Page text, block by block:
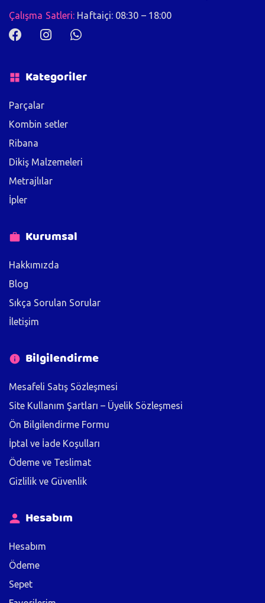
Çalışma Satleri: Haftaiçi: 08:30 – 18:00
Kategoriler
Parçalar
Kombin setler
Ribana
Dikiş Malzemeleri
Metrajlılar
İpler
Kurumsal
Hakkımızda
Blog
Sıkça Sorulan Sorular
İletişim
Bilgilendirme
Mesafeli Satış Sözleşmesi
Site Kullanım Şartları – Üyelik Sözleşmesi
Ön Bilgilendirme Formu
İptal ve İade Koşulları
Ödeme ve Teslimat
Gizlilik ve Güvenlik
Hesabım
Hesabım
Ödeme
Sepet